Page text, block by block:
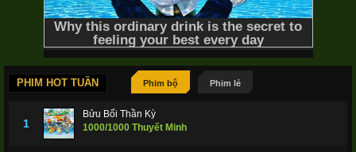
Condor Heroes 1995
PHIM HOT TUẦN Phim bộ Phim lẻ
1
Bửu Bối Thần Kỳ
1000/1000 Thuyết Minh